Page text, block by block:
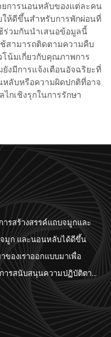
การนอนหลับของแต่ละคน
ให้ดีขึ้นสำหรับการพักผ่อนที่
ร่วมกันนำเสนอข้อมูลนี้
สามารถติดตามความคืบ
น้มเกี่ยวกับคุณภาพการ
งมีการแจ้งเตือนอัจฉริยะที่
ลับหรือความผิดปกติที่อาจ
กเชิงรุกในการรักษา
รสร้างสรรค์แถบจมูกและ
จมูก และนอนหลับได้ดีขึ้น
องเราออกแบบมาเพื่อ
ารสนับสนุนความปฏิบัติตาม